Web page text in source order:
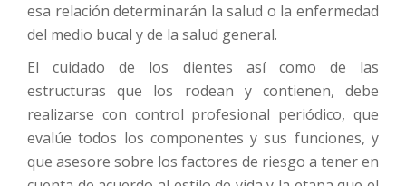
esa relación determinarán la salud o la enfermedad
del medio bucal y de la salud general.
El cuidado de los dientes así como de las
estructuras que los rodean y contienen, debe
realizarse con control profesional periódico, que
evalúe todos los componentes y sus funciones, y
que asesore sobre los factores de riesgo a tener en